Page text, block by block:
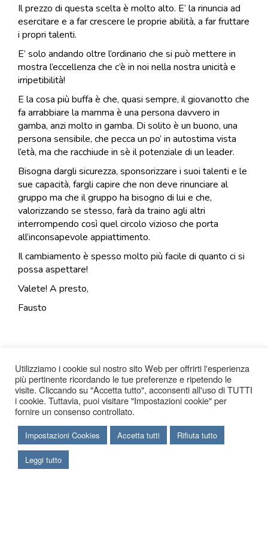
Il prezzo di questa scelta è molto alto. E’ la rinuncia ad
esercitare e a far crescere le proprie abilità, a far fruttare
i propri talenti.
E’ solo andando oltre l’ordinario che si può mettere in
mostra l’eccellenza che c’è in noi nella nostra unicità e
irripetibilità!
E la cosa più buffa è che, quasi sempre, il giovanotto che
fa arrabbiare la mamma è una persona davvero in
gamba, anzi molto in gamba. Di solito è un buono, una
persona sensibile, che pecca un po’ in autostima vista
l’età, ma che racchiude in sè il potenziale di un leader.
Bisogna dargli sicurezza, sponsorizzare i suoi talenti e le
sue capacità, fargli capire che non deve rinunciare al
gruppo ma che il gruppo ha bisogno di lui e che,
valorizzando se stesso, farà da traino agli altri
interrompendo così quel circolo vizioso che porta
all’inconsapevole appiattimento.
Il cambiamento è spesso molto più facile di quanto ci si
possa aspettare!
Valete! A presto,
Fausto
Utilizziamo i cookie sul nostro sito Web per offrirti l'esperienza
più pertinente ricordando le tue preferenze e ripetendo le
visite. Cliccando su "Accetta tutto", acconsenti all'uso di TUTTI
i cookie. Tuttavia, puoi visitare "Impostazioni cookie" per
fornire un consenso controllato.
Impostazioni Cookies Accetta tutti Rifiuta tutto
Leggi tutto